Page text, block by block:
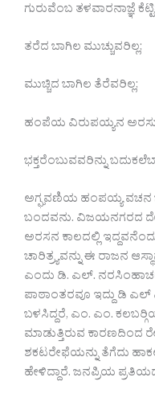
ಗುರುವೆಂಬ ತಳವಾರನಾಜ್ಞೆ
ತರೆದ ಬಾಗಿಲ ಮುಚ್ಚುವರಿಲ್ಲ;
ಮುಚ್ಚಿದ ಬಾಗಿಲ ತೆರೆವರಿಲ್ಲ;
ಹಂಪೆಯ ವಿರುಪಯ್ಯನ
ಭಕ್ತರೆಂಬುವವರಿನ್ನು
ಅಗ್ಘವಣಿಯ ಹಂಪಯ್ಯ
ಬಂದವನು. ವಿಜಯನಗರದ
ಅರಸನ ಕಾಲದಲ್ಲಿ
ಚಾರಿತ್ರ‍್ಯವನ್ನು ಈ ರಾಜನ
ಎಂದು ಡಿ. ಎಲ್.
ಪಾಠಾಂತರವೂ ಇದ್ದು ಡಿ
ಬಳಸಿದ್ದರೆ, ಎಂ. ಎಂ.
ಮಾಡುತ್ತಿರುವ ಕಾರಣದಿಂದ
ಶಕಟರೇಫೆಯನ್ನು ತೆಗೆದು
ಹೇಳಿದ್ದಾರೆ. ಜನಪ್ರಿಯ